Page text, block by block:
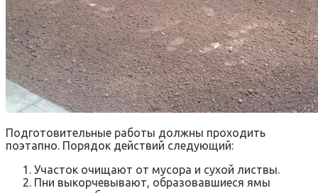
Подготовительные работы должны проходить
поэтапно. Порядок действий следующий:
Участок очищают от мусора и сухой листвы.
Пни выкорчевывают, образовавшиеся ямы